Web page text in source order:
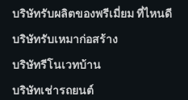
บริษัทรับผลิตของพรีเมี่ยม ที่ไหนดี
บริษัทรับเหมาก่อสร้าง
บริษัทรีโนเวทบ้าน
บริษัทเช่ารถยนต์